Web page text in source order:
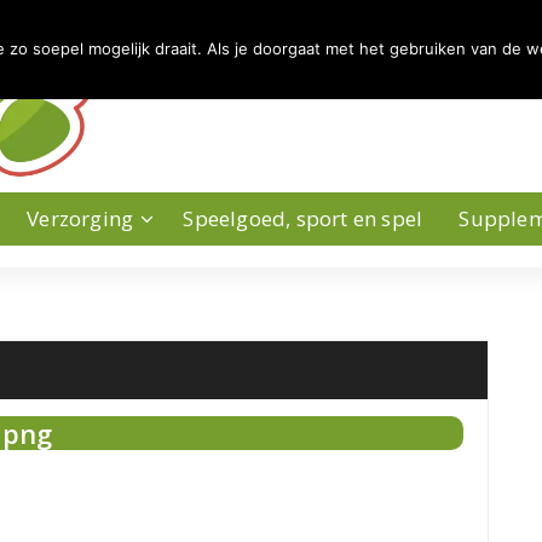
Verzorging Speelgoed, sport en spel
soepel mogelijk draait. Als je doorgaat met het gebruiken van de